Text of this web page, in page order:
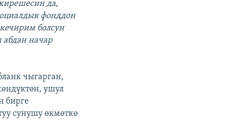
да,
фонддон
болсун
начар
чыгарган,
ушул
бирге
сунушу өкмөткө